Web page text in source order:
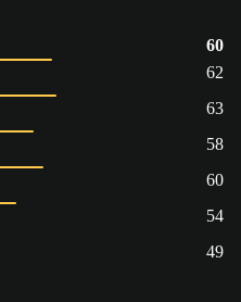
60
62
63
58
60
54
49